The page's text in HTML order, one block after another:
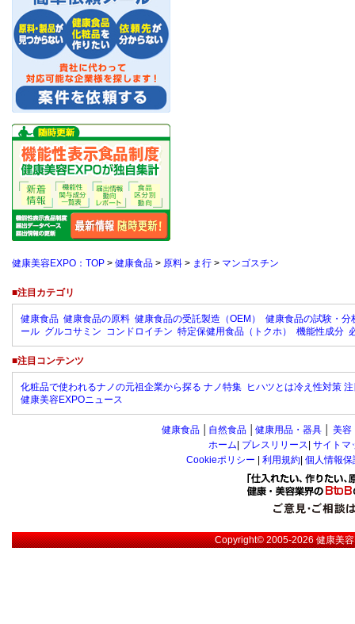
健康美容EXPO：TOP > 健康食品 > 原料 > ま行 > マンゴスチン
■注目カテゴリ
健康食品 健康食品の原料 健康食品の受託製造（OEM）
健康食品の試験・分
ール グルコサミン コンドロイチン 特定保健用食品（トクホ） 機能性成分
■注目コンテンツ
化粧品で使われるナノの元祖企業から探る ナノ特集 ヒハツとは冷え性対策
健康美容EXPOニュース
健康食品 自然食品 健康用品・器具 美容
ホーム プレスリリース サイトマ
Cookieポリシー
利用規約 個人情報
Copyright© 2005-2026健康美